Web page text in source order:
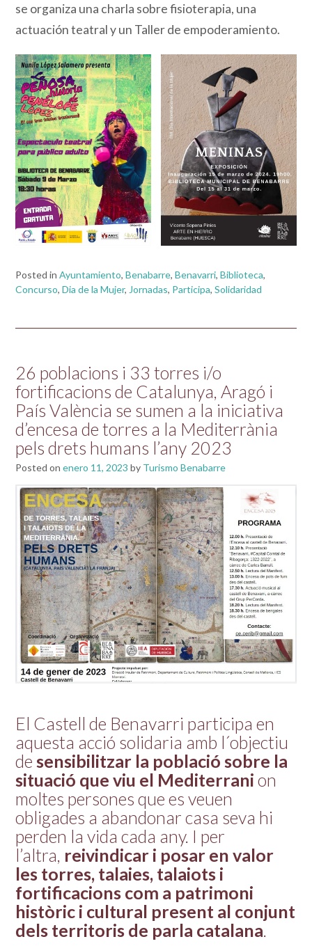
se organiza una charla sobre fisioterapia, una
actuación teatral y un Taller de empoderamiento.
Posted in Ayuntamiento, Benabarre, Benavarri, Biblioteca,
Concurso, Dia de la Mujer, Jornadas, Participa, Solidaridad
26 poblacions i 33 torres i/o
fortificacions de Catalunya, Aragó i
País València se sumen a la iniciativa
d’encesa de torres a la Mediterrània
pels drets humans l’any 2023
Posted on enero 11, 2023 by Turismo Benabarre
El Castell de Benavarri participa en
aquesta acció solidaria amb l´objectiu
de sensibilitzar la població sobre la
situació que viu el Mediterrani on
moltes persones que es veuen
obligades a abandonar casa seva hi
perden la vida cada any. I per
l’altra, reivindicar i posar en valor
les torres, talaies, talaiots i
fortificacions com a patrimoni
històric i cultural present al conjunt
dels territoris de parla catalana